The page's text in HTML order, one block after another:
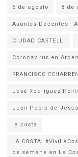
6 de agosto
8 de
Asuntos Docentes -
CIUDAD CASTELLI
Coronavirus en
FRANCISCO ECHARREN
José Rodríguez
la costa
LA COSTA:
de semana en La